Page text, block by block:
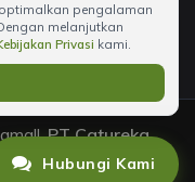
Hubungi Kami
PT Catureka
.
pengalaman
melanjutkan
Privasi kami.